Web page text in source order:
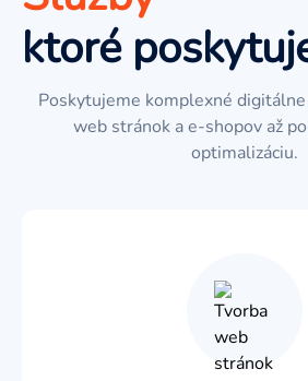
ktoré
Poskytujeme komplexné
web stránok a e-shopov až
optimalizáciu.